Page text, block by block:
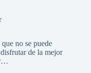
no se puede
de la mejor